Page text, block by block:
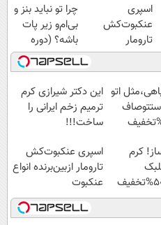
اسپری
عنکبوت‌‌کش
تارومار
ازبین‌برنده انواع
عنکبوت
چرا تو نباید بنز و
بی‌ام‌و زیر پات
باشه؟ (دوره
رایگان درآمد
میلیاردی)
اتو این دکتر شیرازی کرم
ترمیم زخم ایرانی را
ساخت!!!
کرم
اسپری عنکبوت‌‌کش
تارومار ازبین‌برنده انواع
عنکبوت